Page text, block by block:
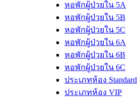
หอพักผู้ป่วยใน 5A
หอพักผู้ป่วยใน 5B
หอพักผู้ป่วยใน 5C
หอพักผู้ป่วยใน 6A
หอพักผู้ป่วยใน 6B
หอพักผู้ป่วยใน 6C
ประเภทห้อง Standard
ประเภทห้อง VIP